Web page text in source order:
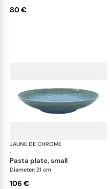
80 €
JAUNE DE CHROME
·
pasta plate, small
Diameter: 21 cm
106 €